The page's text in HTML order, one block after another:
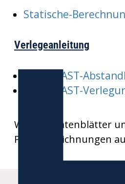
Statische-
Verlegeanleitung
HEKAPLAST-
HEKAPLAST-
Weitere Datenblätter
Produktzeichnungen